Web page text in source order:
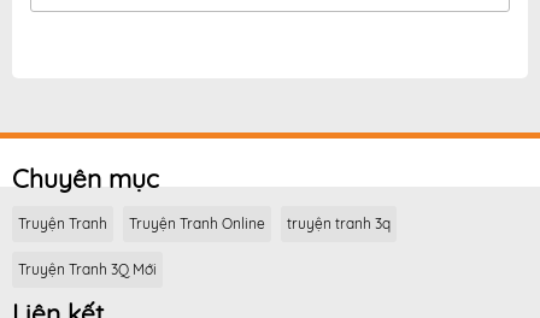
Chuyên mục
Truyện Tranh Truyện Tranh Online truyện tranh 3q
Truyện Tranh 3Q Mới